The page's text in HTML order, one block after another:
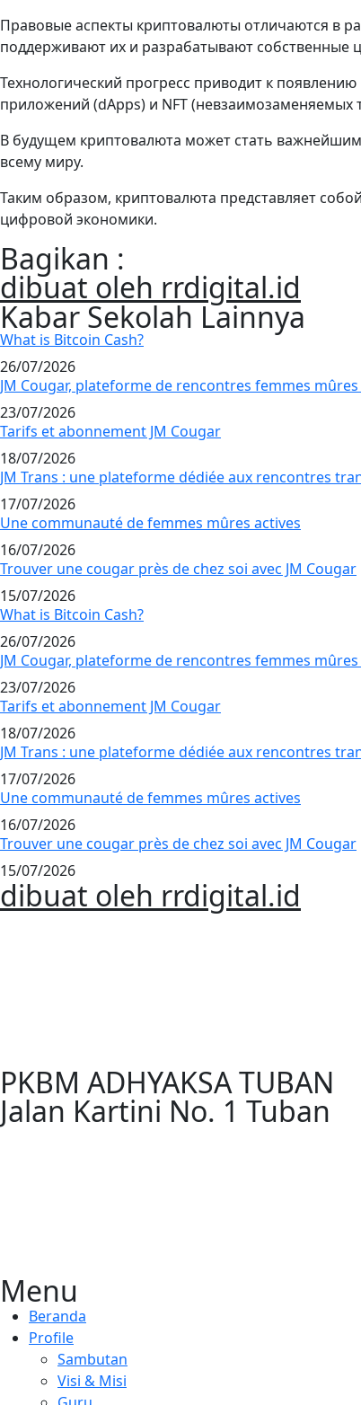
Правовые аспекты криптовалюты отличаются в
поддерживают их и разрабатывают собственные
Технологический прогресс приводит к
приложений (dApps) и NFT
В будущем криптовалюта может стать
всему миру.
Таким образом, криптовалюта представляет
цифровой экономики.
Bagikan :
dibuat oleh rrdigital.id
Kabar Sekolah Lainnya
What is Bitcoin Cash?
26/07/2026
JM Cougar, plateforme de rencontres femmes
23/07/2026
Tarifs et abonnement JM Cougar
18/07/2026
JM Trans : une plateforme dédiée aux rencontres
17/07/2026
Une communauté de femmes mûres actives
16/07/2026
Trouver une cougar près de chez soi avec JM Cougar
15/07/2026
What is Bitcoin Cash?
26/07/2026
JM Cougar, plateforme de rencontres femmes
23/07/2026
Tarifs et abonnement JM Cougar
18/07/2026
JM Trans : une plateforme dédiée aux rencontres
17/07/2026
Une communauté de femmes mûres actives
16/07/2026
Trouver une cougar près de chez soi avec JM Cougar
15/07/2026
dibuat oleh rrdigital.id
PKBM ADHYAKSA TUBAN
Jalan Kartini No. 1 Tuban
Menu
Beranda
Profile
Sambutan
Visi & Misi